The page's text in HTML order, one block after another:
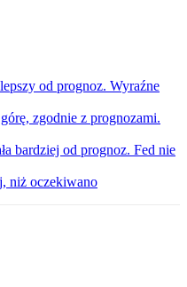
od prognoz. Wyraźne
zgodnie z prognozami.
bardziej od prognoz. Fed nie
niż oczekiwano